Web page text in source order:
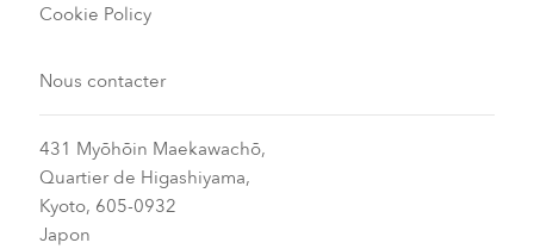
Cookie Policy
Nous contacter
431 Myōhōin Maekawachō,
Quartier de Higashiyama,
Kyoto, 605-0932
Japon